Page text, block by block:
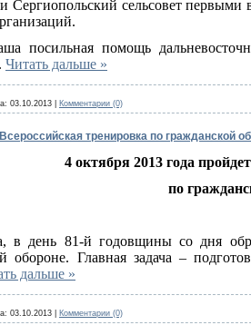
Сергиопольский сельсовет первыми
посильная помощь
Читать дальше »
03.10.2013 Комментарии (0)
тренировка по гражданской
4 октября 2013 года
по
в день 81-й годовщины со дня
обороне. Главная задача –
дальше »
03.10.2013 Комментарии (0)